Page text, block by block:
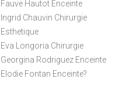
Fauve Hautot Enceinte
Ingrid Chauvin Chirurgie
Esthetique
Eva Longoria Chirurgie
Georgina Rodriguez Enceinte
Elodie Fontan Enceinte?